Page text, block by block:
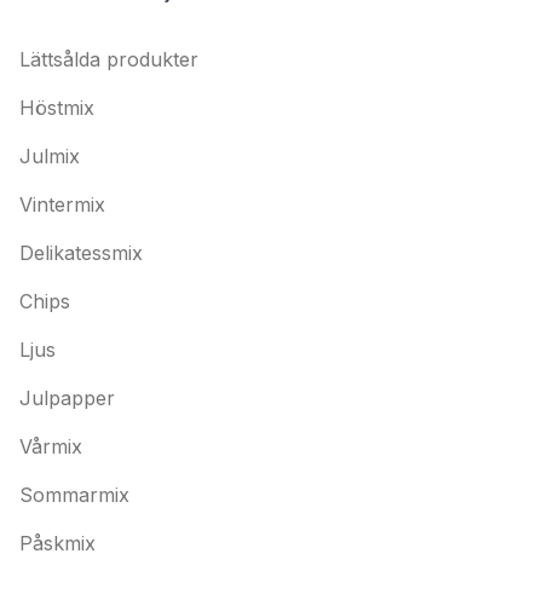
Lättsålda produkter
Höstmix
Julmix
Vintermix
Delikatessmix
Chips
Ljus
Julpapper
Vårmix
Sommarmix
Påskmix